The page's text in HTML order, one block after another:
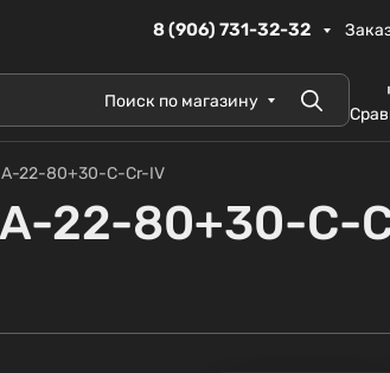
8 (906) 731-32-32
Поиск по магазину Поиск
A-22-80+30-C-Cr-IV
A-22-80+30-C-